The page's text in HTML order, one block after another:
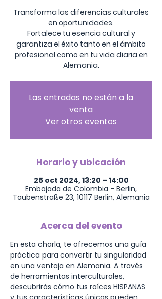
Transforma las diferencias culturales
en oportunidades.
Fortalece tu esencia cultural y
garantiza el éxito tanto en el ámbito
profesional como en tu vida diaria en
Las entradas no están a la
venta
Ver otros eventos
Horario y ubicación
25 oct 2024, 13:20 – 14:00
Embajada de Colombia - Berlin,
Taubenstraße 23, 10117 Berlin, Alemania
Acerca del evento
En esta charla, te ofrecemos una guía
práctica para convertir tu singularidad
en una ventaja en Alemania. A través
de herramientas interculturales,
descubrirás cómo tus raíces HISPANAS